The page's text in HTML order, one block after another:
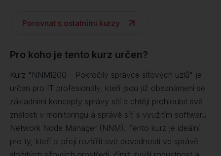
Porovnat s ostatními kurzy
Pro koho je tento kurz určen?
Kurz "NNMI200 – Pokročilý správce síťových uzlů" je
určen pro IT profesionály, kteří jsou již obeznámeni se
základními koncepty správy sítí a chtějí prohloubit své
znalosti v monitoringu a správě sítí s využitím softwaru
Network Node Manager (NNM). Tento kurz je ideální
pro ty, kteří si přejí rozšířit své dovednosti ve správě